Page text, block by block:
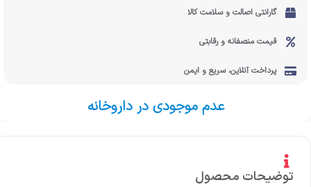
گارانتی اصالت و سلامت کالا
قیمت منصفانه و رقابتی
پرداخت آنلاین، سریع و ایمن
عدم موجودی در داروخانه
توضیحات محصول